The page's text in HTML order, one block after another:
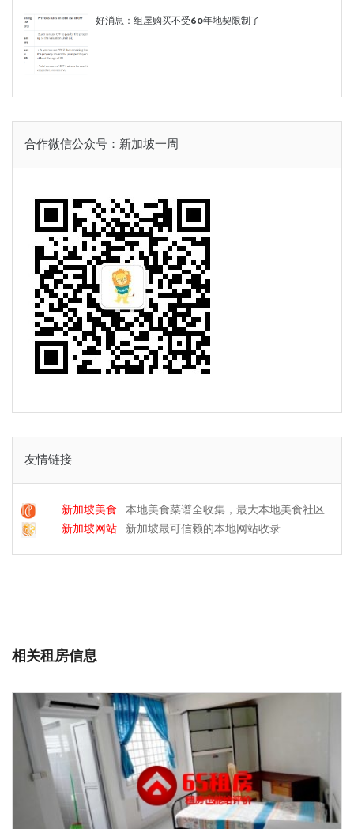
好消息：组屋购买不受60年地契限制了
合作微信公众号：新加坡一周
友情链接
新加坡美食
本地美食菜谱全收集，最大本地美食社区
新加坡网站
新加坡最可信赖的本地网站收录
相关租房信息